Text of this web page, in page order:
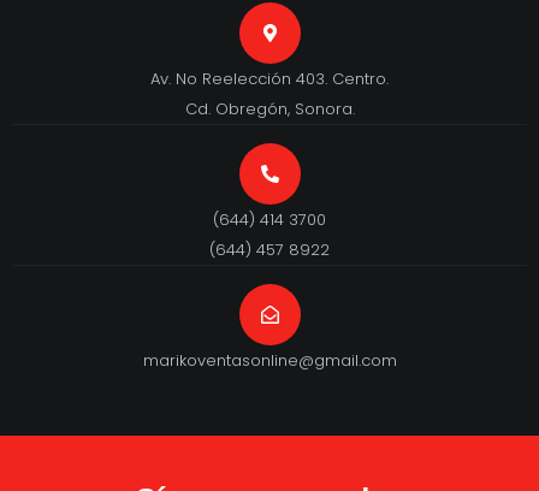
Av. No Reelección 403. Centro.
Cd. Obregón, Sonora.
(644) 414 3700
(644) 457 8922
marikoventasonline@gmail.com